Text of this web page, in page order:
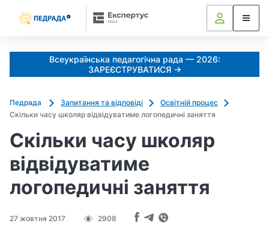
Всеукраїнська педагогічна рада — 2026:
ЗАРЕЄСТРУВАТИСЯ →
Педрада Запитання та відповіді
Освітній процес
Скільки часу школяр відвідуватиме логопедичні заняття
Скільки часу школяр
відвідуватиме
логопедичні заняття
27 жовтня 2017 2908